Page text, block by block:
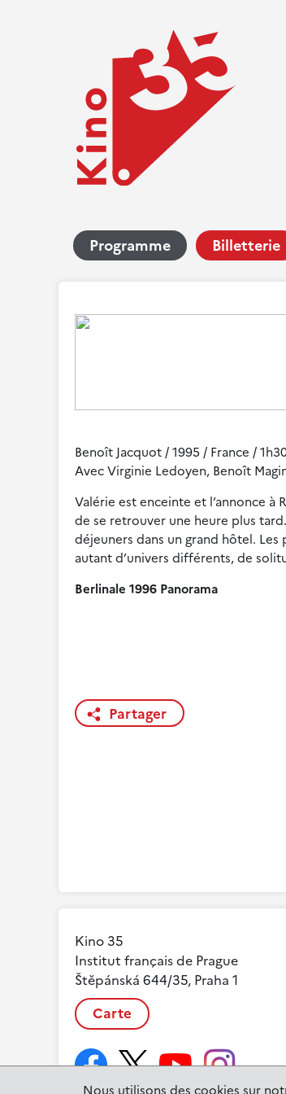
Programme Billetterie
Benoît Jacquot / 1995 / France /
Avec Virginie Ledoyen, Benoît
Valérie est enceinte et l’annonce
de se retrouver une heure plus
déjeuners dans un grand hôtel.
autant d’univers différents, de
Berlinale 1996 Panorama
Partager
Kino 35
Institut français de Prague
Štěpánská 644/35, Praha 1
Carte